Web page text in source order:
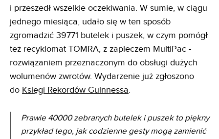
i przeszedł wszelkie oczekiwania. W sumie, w ciągu
jednego miesiąca, udało się w ten sposób
zgromadzić 39771 butelek i puszek, w czym pomógł
też recyklomat TOMRA, z zapleczem MultiPac -
rozwiązaniem przeznaczonym do obsługi dużych
wolumenów zwrotów. Wydarzenie już zgłoszono
do Księgi Rekordów Guinnessa.
Prawie 40000 zebranych butelek i puszek to piękny
przykład tego, jak codzienne gesty mogą zamienić